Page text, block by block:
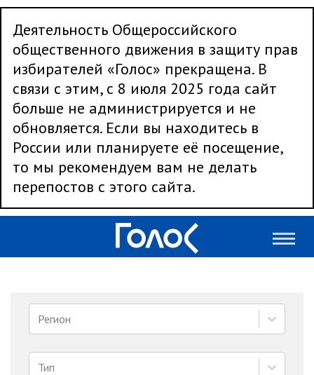
Деятельность Общероссийского
общественного движения в защиту прав
избирателей «Голос» прекращена. В
связи с этим, с 8 июля 2025 года сайт
больше не администрируется и не
обновляется. Если вы находитесь в
России или планируете её посещение,
то мы рекомендуем вам не делать
перепостов с этого сайта.
Регион
Тип